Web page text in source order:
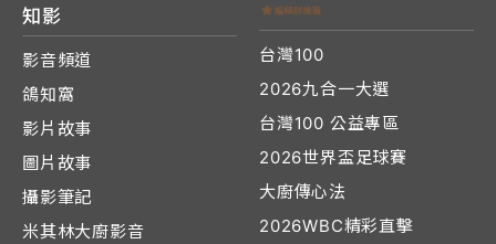
知影
影音頻道
鴿知窩
影片故事
圖片故事
攝影筆記
米其林大廚影音
台灣100
2026九合一大選
台灣100 公益專區
2026世界盃足球賽
大廚傳心法
2026WBC精彩直擊